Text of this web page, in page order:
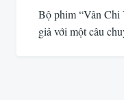
Bộ phim “Vân Chi
giả với một câu